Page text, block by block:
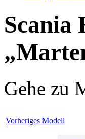
Scania
Gehe zu
Vorheriges Modell